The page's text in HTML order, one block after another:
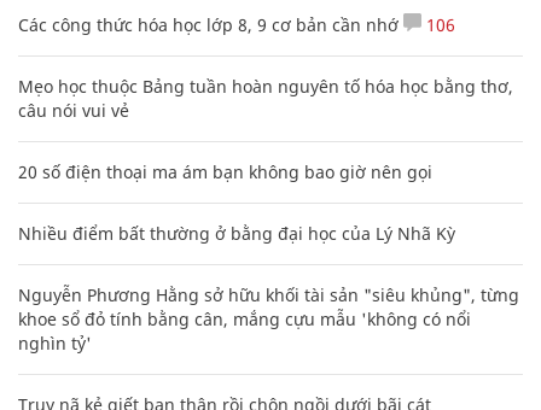
Các công thức hóa học lớp 8, 9 cơ bản cần nhớ 106
Mẹo học thuộc Bảng tuần hoàn nguyên tố hóa học bằng thơ,
câu nói vui vẻ
20 số điện thoại ma ám bạn không bao giờ nên gọi
Nhiều điểm bất thường ở bằng đại học của Lý Nhã Kỳ
Nguyễn Phương Hằng sở hữu khối tài sản "siêu khủng", từng
khoe sổ đỏ tính bằng cân, mắng cựu mẫu 'không có nổi
nghìn tỷ'
Truy nã kẻ giết bạn thân rồi chôn ngồi dưới bãi cát